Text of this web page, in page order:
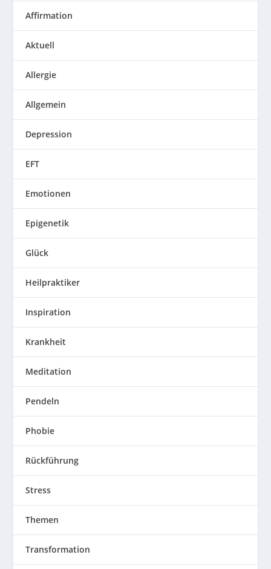
Affirmation
Aktuell
Allergie
Allgemein
Depression
EFT
Emotionen
Epigenetik
Glück
Heilpraktiker
Inspiration
Krankheit
Meditation
Pendeln
Phobie
Rückführung
Stress
Themen
Transformation